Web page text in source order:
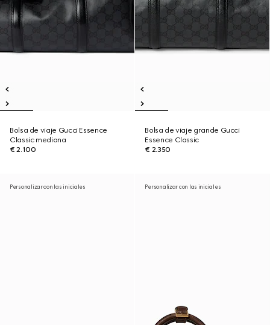
Bolsa de viaje Gucci Essence
Classic mediana
€ 2.100
Bolsa de viaje grande Gucci
Essence Classic
€ 2.350
Personalizar con las iniciales Personalizar con las iniciales